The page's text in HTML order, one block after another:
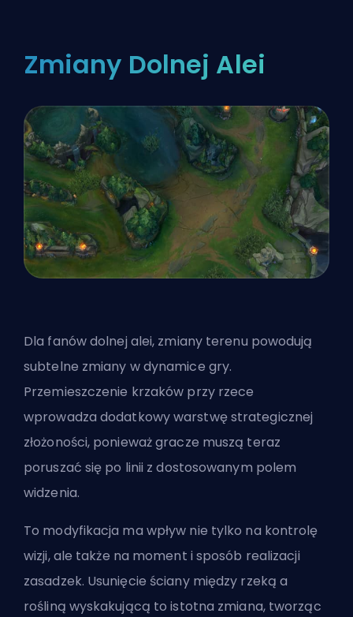
Zmiany Dolnej Alei
Dla fanówdolnej alei, zmiany terenu powodują
subtelne zmiany w dynamice gry.
Przemieszczenie krzaków przy rzece
wprowadza dodatkowy warstwę strategicznej
złożoności, ponieważ gracze muszą teraz
poruszać się po linii z dostosowanym polem
widzenia.
To modyfikacja ma wpływ nie tylko na kontrolę
wizji, ale także na moment i sposób realizacji
zasadzek. Usunięcie ściany między rzeką a
rośliną wyskakującą to istotna zmiana, tworząc